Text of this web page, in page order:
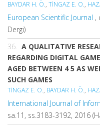
BAYDAR H. Ö., TİNGAZ E. O.,
European Scientific Journal ,
Dergi)
36.
A QUALITATIVE
REGARDING DIGITAL
AGED BETWEEN 4 5 AS
SUCH GAMES
TİNGAZ E. O., BAYDAR H. Ö.,
International Journal of
sa.11, ss.3183-3192, 2016